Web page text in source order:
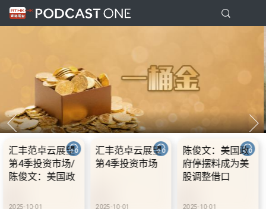
国政
为美
10.2.1 内地国庆
假期连中秋节假
期 不少内地旅客
10.2.2 2028年底
前当局提供额外
3000支高速充电
设300个电动车
10.2.3
前当局提
3000支高